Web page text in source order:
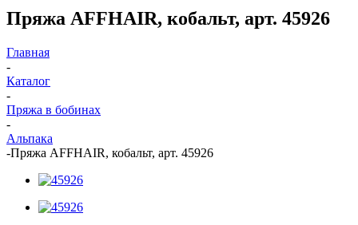
Пряжа AFFHAIR, кобальт, арт. 45926
Главная
-
Каталог
-
Пряжа в бобинах
-
Альпака
-Пряжа AFFHAIR, кобальт, арт. 45926